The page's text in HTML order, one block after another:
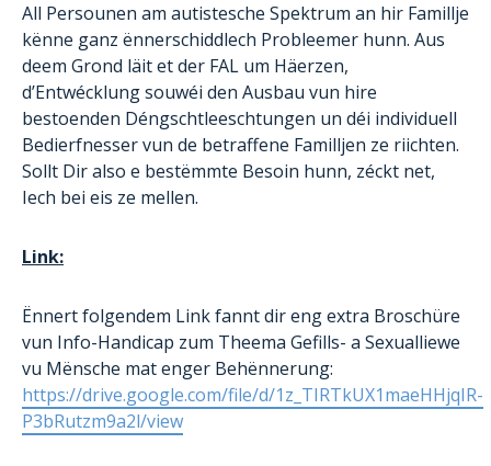
All Persounen am autistesche Spektrum an hir Famillje
kënne ganz ënnerschiddlech Probleemer hunn. Aus
deem Grond läit et der FAL um Häerzen,
d’Entwécklung souwéi den Ausbau vun hire
bestoenden Déngschtleeschtungen un déi individuell
Bedierfnesser vun de betraffene Familljen ze riichten.
Sollt Dir also e bestëmmte Besoin hunn, zéckt net,
Iech bei eis ze mellen.
Link:
Ënnert folgendem Link fannt dir eng extra Broschüre
vun Info-Handicap zum Theema Gefills- a Sexualliewe
vu Mënsche mat enger Behënnerung:
https://drive.google.com/file/d/1z_TIRTkUX1maeHHjqIR-
P3bRutzm9a2l/view